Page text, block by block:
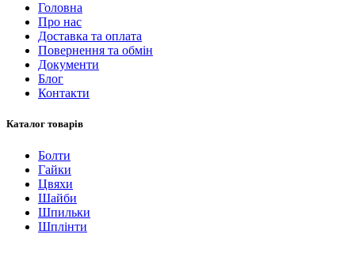
Головна
Про нас
Доставка та оплата
Повернення та обмін
Документи
Блог
Контакти
Каталог товарів
Болти
Гайки
Цвяхи
Шайби
Шпильки
Шплінти